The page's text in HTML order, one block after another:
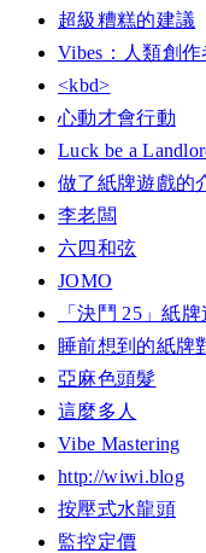
超級糟糕的建議
Vibes：人類創作
<kbd>
心動才會行動
Luck be a
做了紙牌遊戲的
李老闆
六四和弦
JOMO
「決鬥 25」紙
睡前想到的紙牌
亞麻色頭髮
這麼多人
Vibe Mastering
http://wiwi.blog
按壓式水龍頭
監控定價